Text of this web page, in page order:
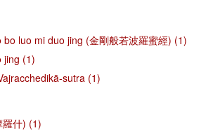
luo mi duo jing (金剛般若波羅蜜經) (1)
jing (1)
sutra (1)
什) (1)